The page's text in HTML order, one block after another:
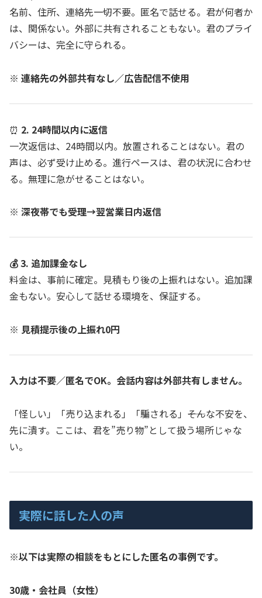
名前、住所、連絡先――一切不要。匿名で話せる。君が何者か
は、関係ない。外部に共有されることもない。君のプライ
バシーは、完全に守られる。
※ 連絡先の外部共有なし／広告配信不使用
⏰ 2. 24時間以内に返信
一次返信は、24時間以内。放置されることはない。君の
声は、必ず受け止める。進行ペースは、君の状況に合わせ
る。無理に急がせることはない。
※ 深夜帯でも受理→翌営業日内返信
💰 3. 追加課金なし
料金は、事前に確定。見積もり後の上振れはない。追加課
金もない。安心して話せる環境を、保証する。
※ 見積提示後の上振れ0円
入力は不要／匿名でOK。会話内容は外部共有しません。
「怪しい」「売り込まれる」「騙される」――そんな不安を、
先に潰す。ここは、君を”売り物”として扱う場所じゃな
い。
実際に話した人の声
※以下は実際の相談をもとにした匿名の事例です。
30歳・会社員（女性）